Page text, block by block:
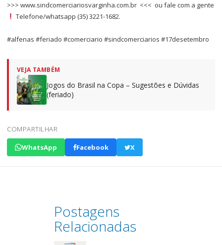
>>> www.sindcomerciariosvarginha.com.br <<< ou fale com a gente
Telefone/whatsapp (35) 3221-1682.
#alfenas #feriado #comerciario #sindcomerciarios #17desetembro
VEJA TAMBÉM
Jogos do Brasil na Copa – Sugestões e Dúvidas
(feriado)
COMPARTILHAR
WhatsApp Facebook X
Postagens
Relacionadas